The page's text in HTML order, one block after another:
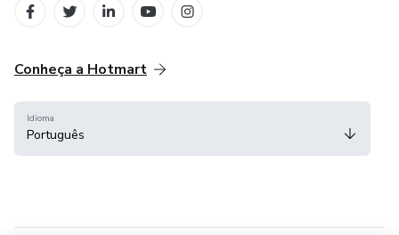
Conheça a Hotmart
Idioma
Português